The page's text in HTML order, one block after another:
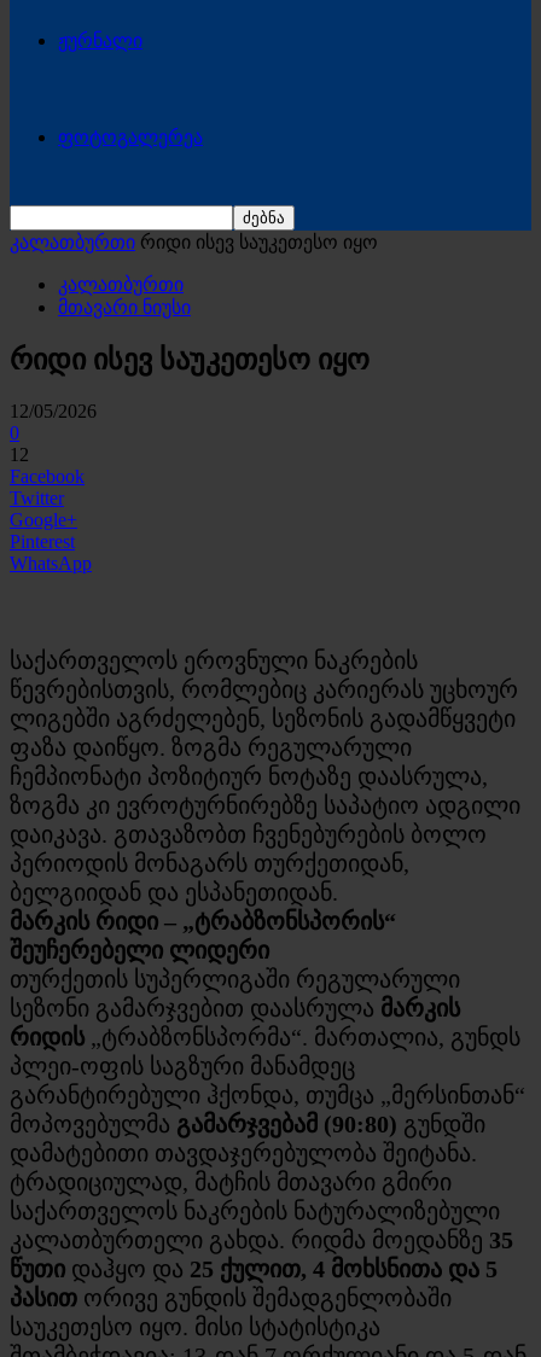
ჟურნალი
ფოტოგალერეა
კალათბურთი რიდი ისევ საუკეთესო იყო
კალათბურთი
მთავარი ნიუსი
რიდი ისევ საუკეთესო იყო
12/05/2026
0
12
Facebook
Twitter
Google+
Pinterest
WhatsApp
საქართველოს ეროვნული ნაკრების
წევრებისთვის, რომლებიც კარიერას უცხოურ
ლიგებში აგრძელებენ, სეზონის გადამწყვეტი
ფაზა დაიწყო. ზოგმა რეგულარული
ჩემპიონატი პოზიტიურ ნოტაზე დაასრულა,
ზოგმა კი ევროტურნირებზე საპატიო ადგილი
დაიკავა. გთავაზობთ ჩვენებურების ბოლო
პერიოდის მონაგარს თურქეთიდან,
ბელგიიდან და ესპანეთიდან.
მარკის რიდი – „ტრაბზონსპორის“
შეუჩერებელი ლიდერი
თურქეთის სუპერლიგაში რეგულარული
სეზონი გამარჯვებით დაასრულა მარკის
რიდის „ტრაბზონსპორმა“. მართალია, გუნდს
პლეი-ოფის საგზური მანამდეც
გარანტირებული ჰქონდა, თუმცა „მერსინთან“
მოპოვებულმა გამარჯვებამ (90:80) გუნდში
დამატებითი თავდაჯერებულობა შეიტანა.
ტრადიციულად, მატჩის მთავარი გმირი
საქართველოს ნაკრების ნატურალიზებული
კალათბურთელი გახდა. რიდმა მოედანზე 35
წუთი დაჰყო და 25 ქულით, 4 მოხსნითა და 5
პასით ორივე გუნდის შემადგენლობაში
საუკეთესო იყო. მისი სტატისტიკა